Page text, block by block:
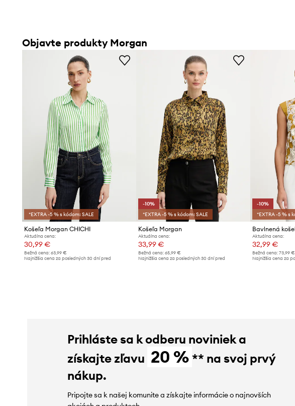
Objavte produkty Morgan
*EXTRA -5 % s kódom: SALE
Košeľa Morgan CHICHI
Aktuálna cena:
30,99 €
Bežná cena: 63,99 €
Najnižšia cena za posledných 30 dní pred
-10%
*EXTRA -5 % s kódom: SALE
Košeľa Morgan
Aktuálna cena:
33,99 €
Bežná cena:65,99 €
Najnižšia cena za posledných 30 dní pred
-10%
*EXTRA -5 % s
Bavlnená
Aktuálna cena:
32,99 €
Bežná cena: 73,99 €
Najnižšia cena za
Prihláste sa k odberu noviniek a
získajte zľavu 20 % ** na svoj prvý
nákup.
Pripojte sa k našej komunite a získajte informácie o najnovších